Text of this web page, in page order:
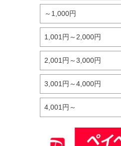
～1,000円
1,001円～2,000円
2,001円～3,000円
3,001円～4,000円
4,001円～